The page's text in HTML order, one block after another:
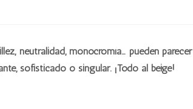
neutralidad, monocromía… pueden parecer
sofisticado o singular. ¡Todo al beige!